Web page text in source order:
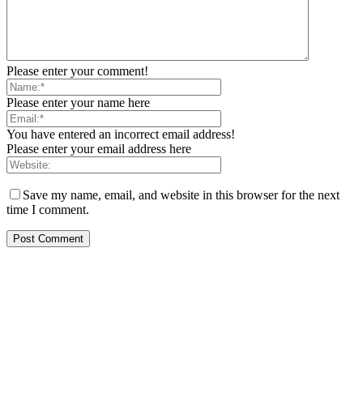
Please enter your comment!
Please enter your name here
You have entered an incorrect email address!
Please enter your email address here
Save my name, email, and website in this browser for the next
time I comment.